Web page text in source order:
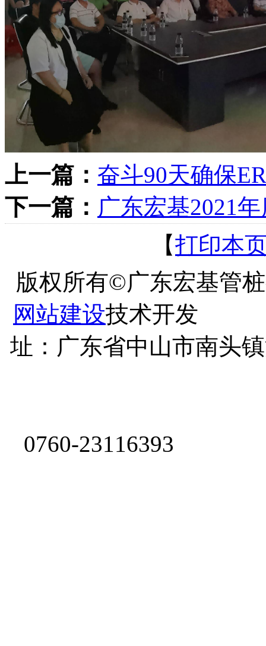
上一篇： 奋斗90天确保
下一篇： 广东宏基2021
【打印本
版权所有©广东宏基管
网站建设技
址：广东省中山市南头
0760-23116393